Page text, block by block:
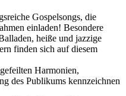
Gospelsongs, die
einladen! Besondere
heiße und jazzige
finden sich auf diesem
Harmonien,
des Publikums kennzeichnen